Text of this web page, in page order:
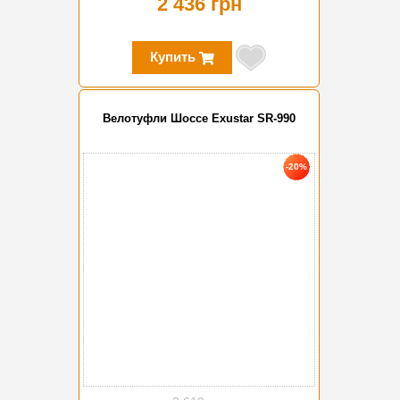
Купить
Велотуфли Шоссе Exustar SR-990
-20%